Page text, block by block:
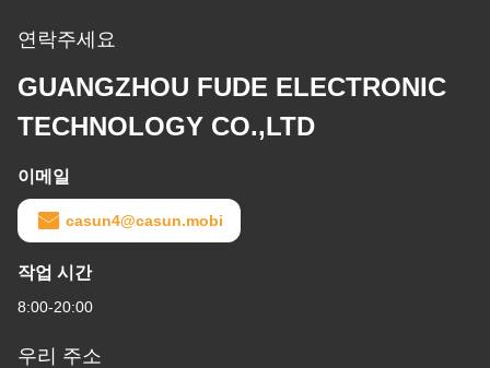
연락주세요
GUANGZHOU FUDE ELECTRONIC
TECHNOLOGY CO.,LTD
이메일
casun4@casun.mobi
작업 시간
8:00-20:00
우리 주소